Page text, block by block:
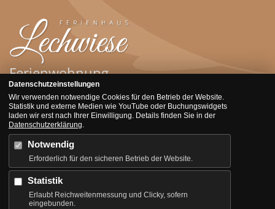
Ferienwohnung
Der gemütliche Wohnkomfort und die Traumlage in der Nähe
zahlreicher berühmter Sehenswürdigkeiten wie der
Wieskirche und Schloss Neuschwanstein garantieren Jung
und Alt im Ferienhaus Lechwiese ein erholsame und
erlebnisreiche Ferienzeit.
Kontakt
Ferienhaus Lechwiese
Datenschutzeinstellungen
Wir verwenden notwendige Cookies für den Betrieb der Website.
Statistik und externe Medien wie YouTube oder Buchungswidgets
laden wir erst nach Ihrer Einwilligung. Details finden Sie in der
Datenschutzerklärung.
Notwendig
Erforderlich für den sicheren Betrieb der Website.
Statistik
Erlaubt Reichweitenmessung und Clicky, sofern
eingebunden.